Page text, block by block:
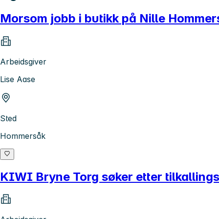
Morsom jobb i butikk på Nille
Arbeidsgiver
Lise Aase
Sted
Hommersåk
KIWI Bryne Torg søker etter